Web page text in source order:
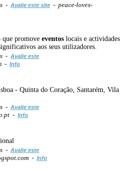
- Avalie este site - peace-loves-
promove eventos locais e actividades
aos seus utilizadores.
- Avalie este
- Info
- Quinta do Coração, Santarém, Vila
- Avalie este
- Info
- Avalie este
- Info